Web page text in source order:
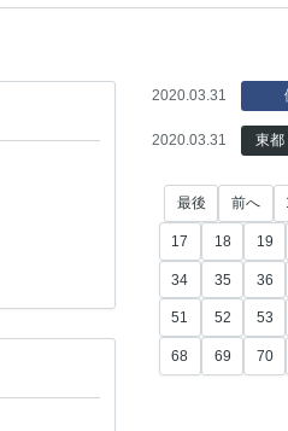
2020.03.31
2020.03.31 東都
最後 前へ
17 18 19
34 35 36
51 52 53
68 69 70